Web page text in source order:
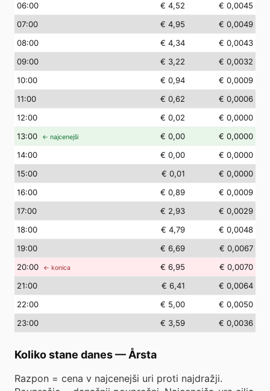
06:00 € 4,52
€ 0,0045
07:00 € 4,95
€ 0,0049
08:00 € 4,34
€ 0,0043
09:00 € 3,22
€ 0,0032
10:00 € 0,94
€ 0,0009
11:00 € 0,62
€ 0,0006
12:00 € 0,02
€ 0,0000
13:00 ← najcenejši € 0,00
€ 0,0000
14:00 € 0,00
€ 0,0000
15:00 € 0,01
€ 0,0000
16:00 € 0,89
€ 0,0009
17:00 € 2,93
€ 0,0029
18:00 € 4,79
€ 0,0048
19:00 € 6,69
€ 0,0067
20:00 ← konica € 6,95
€ 0,0070
21:00 € 6,41
€ 0,0064
22:00 € 5,00
€ 0,0050
23:00 € 3,59 € 0,0036
Koliko stane danes— Årsta
Razpon = cena v najcenejši uri proti najdražji.